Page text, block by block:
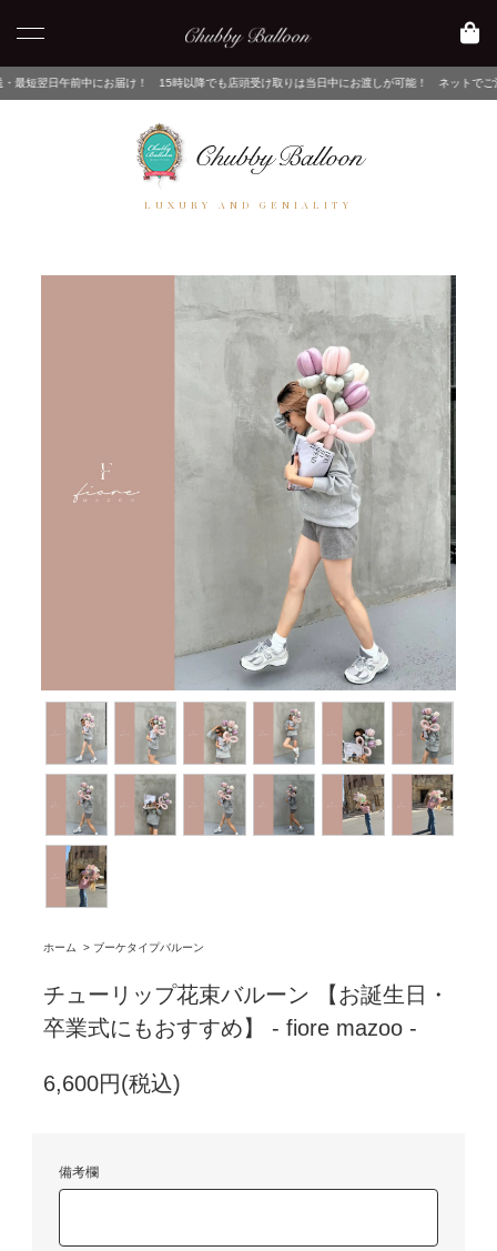
届け！ 15時以降でも店頭受け取りは当日中にお渡しが可能！ ネットでご注文後、店舗でピッ
LUXURY AND GENIALITY
ホーム > ブーケタイプバルーン
チューリップ花束バルーン 【お誕生日・
卒業式にもおすすめ】 - fiore mazoo -
6,600円(税込)
備考欄